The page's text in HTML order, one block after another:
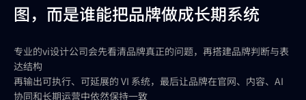
图，而是谁能把品牌做成长期系统
专业的vi设计公司会先看清品牌真正的问题，再搭建品牌判断与表
达结构
再输出可执行、可延展的 VI 系统，最后让品牌在官网、内容、AI
协同和长期运营中依然保持一致